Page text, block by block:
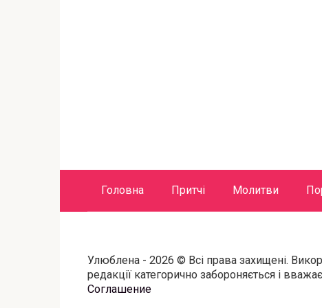
Головна Притчі Молитви
Улюблена - 2026 © Всі права захищені.
редакції категорично забороняється і
Соглашение